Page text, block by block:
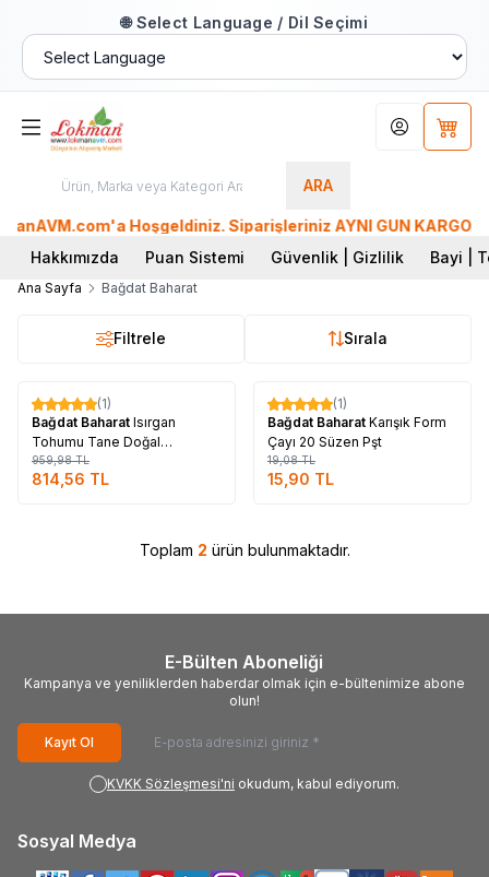
🌐 Select Language / Dil Seçimi
ARA
Hesabım
Hoşgeldiniz. Siparişleriniz AYNI GÜN
Hakkımızda
Puan Sistemi Güvenlik | Gizlilik Bayi |
Ana Sayfa Bağdat Baharat
Filtrele Sırala
%15
(1)
Bağdat Baharat Isırgan
Tohumu Tane Doğal
(Yuvarlak Yerli) 1000 Gr Paket
959,98TL
814,56 TL
%17
(1)
Bağdat Baharat Karışık Form
Çayı 20 Süzen Pşt
19,08TL
15,90 TL
Toplam 2 ürün bulunmaktadır.
E-Bülten Aboneliği
Kampanya ve yeniliklerden haberdar olmak için e-bültenimize abone
olun!
Kayıt Ol
KVKK Sözleşmesi'ni okudum, kabul ediyorum.
Sosyal Medya